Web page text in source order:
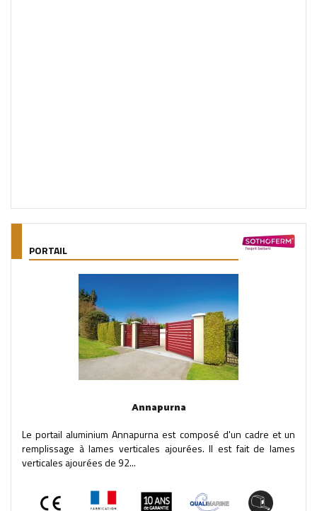
PORTAIL
Annapurna
Le portail aluminium Annapurna est composé d'un cadre et un
remplissage à lames verticales ajourées. Il est fait de lames
verticales ajourées de 92...